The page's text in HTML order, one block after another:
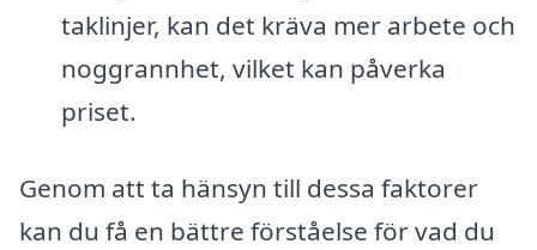
taklinjer, kan det kräva mer arbete och
noggrannhet, vilket kan påverka
priset.
Genom att ta hänsyn till dessa faktorer
kan du få en bättre förståelse för vad du